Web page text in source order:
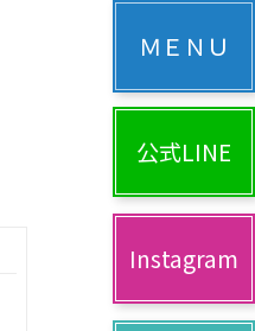
公式LINE
Instagram